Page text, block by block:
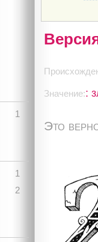
Значение::
Это
1
1
2